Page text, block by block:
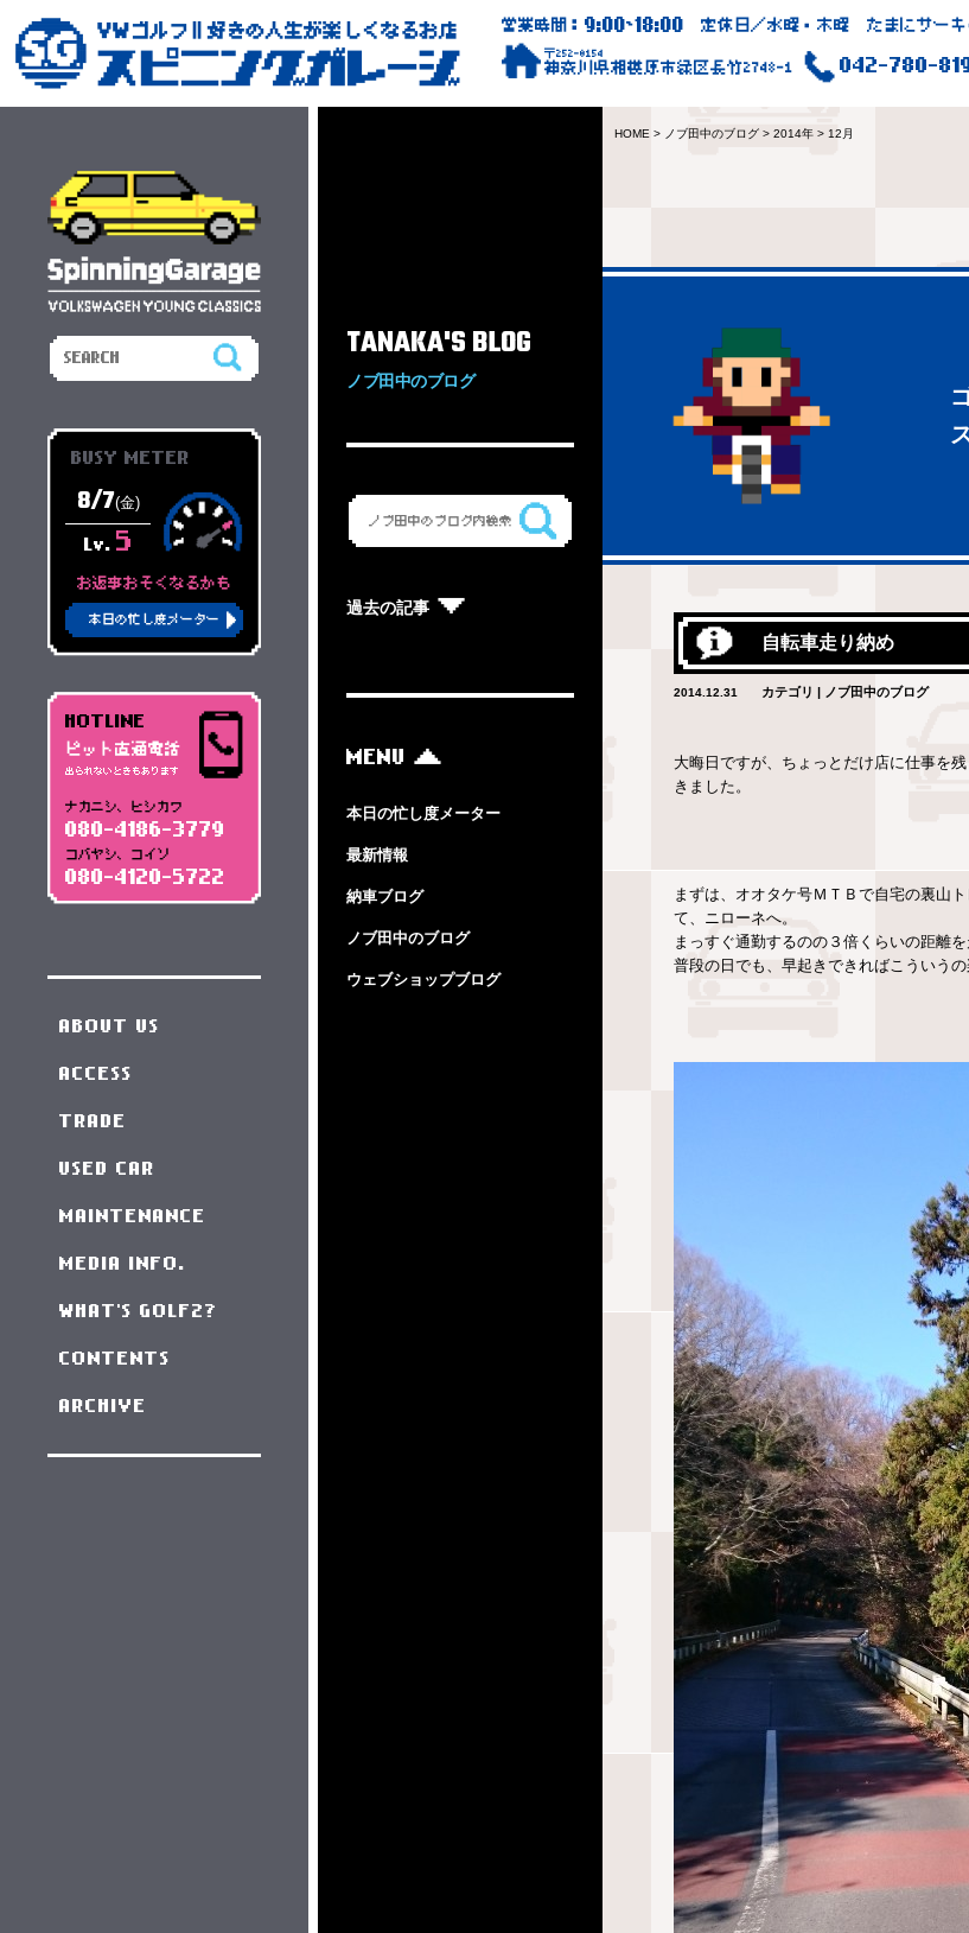
営業時間：9:00~18:00 定休日／水曜・木曜 たまにサーキ
〒252-0154
神奈川県相模原市緑区長竹2748-1 042-780-
TANAKA'S BLOG
ノブ田中のブログ
過去の記事
MENU
本日の忙し度メーター
最新情報
納車ブログ
ノブ田中のブログ
ウェブショップブログ
HOME > ノブ田中のブログ > 2014年 > 12月
自転車走り納め
2014.12.31 カテゴリ | ノブ田中のブログ
大晦日ですが、ちょっとだけ店に仕事を
きました。
まずは、オオタケ号ＭＴＢで自宅の裏山
て、ニローネへ。
まっすぐ通勤するのの３倍くらいの距離を
普段の日でも、早起きできればこういうの
BUSY METER
8/7(金)
Lv. 5
お返事おそくなるかも
本日の忙し度メーター
HOTLINE
ピット直通電話
出られないときもあります
ナカニシ、ヒシカワ
080-4186-3779
コバヤシ、コイソ
080-4120-5722
ABOUT US
ACCESS
TRADE
USED CAR
MAINTENANCE
MEDIA INFO.
WHAT'S GOLF2?
CONTENTS
ARCHIVE